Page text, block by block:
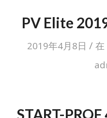
PV Elite
2019年4月8日 / 在
START-